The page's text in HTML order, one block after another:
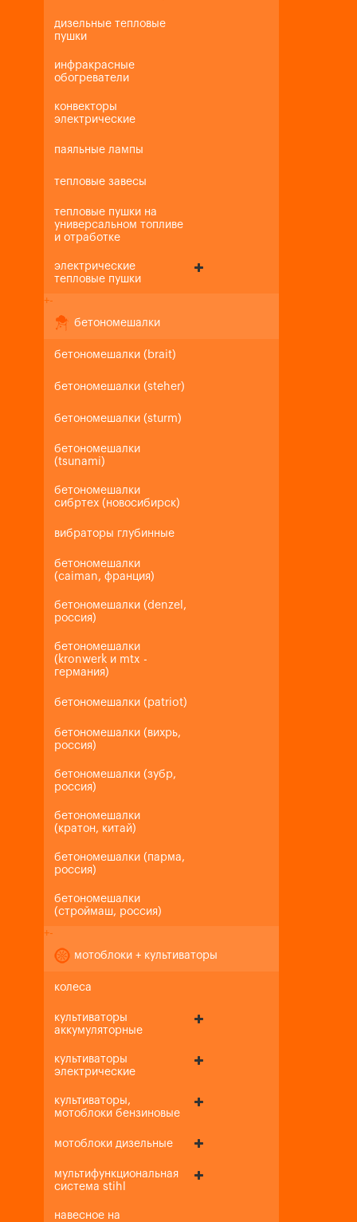
дизельные тепловые
пушки
инфракрасные
обогреватели
конвекторы
электрические
паяльные лампы
тепловые завесы
тепловые пушки на
универсальном топливе
и отработке
электрические
тепловые пушки
+-
бетономешалки
бетономешалки (brait)
бетономешалки (steher)
бетономешалки (sturm)
бетономешалки
(tsunami)
бетономешалки
сибртех (новосибирск)
вибраторы глубинные
бетономешалки
(caiman, франция)
бетономешалки (denzel,
россия)
бетономешалки
(kronwerk и mtx -
германия)
бетономешалки (patriot)
бетономешалки (вихрь,
россия)
бетономешалки (зубр,
россия)
бетономешалки
(кратон, китай)
бетономешалки (парма,
россия)
бетономешалки
(строймаш, россия)
+-
мотоблоки + культиваторы
колеса
культиваторы
аккумуляторные
культиваторы
электрические
культиваторы,
мотоблоки бензиновые
мотоблоки дизельные
мультифункциональная
система stihl
навесное на